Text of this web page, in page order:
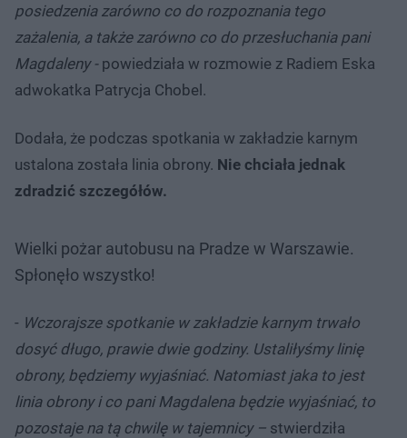
posiedzenia zarówno co do rozpoznania tego
zażalenia, a także zarówno co do przesłuchania pani
Magdaleny -powiedziała w rozmowie z Radiem Eska
adwokatka Patrycja Chobel.
Dodała, że podczas spotkania w zakładzie karnym
ustalona została linia obrony. Nie chciała jednak
zdradzić szczegółów.
Wielki pożar autobusu na Pradze w Warszawie.
Spłonęło wszystko!
- Wczorajsze spotkanie w zakładzie karnym trwało
dosyć długo, prawie dwie godziny. Ustaliłyśmy linię
obrony, będziemy wyjaśniać. Natomiast jaka to jest
linia obrony i co pani Magdalena będzie wyjaśniać, to
pozostaje na tą chwilę w tajemnicy – stwierdziła